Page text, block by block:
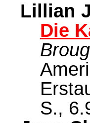
Lillian
Die
S.,